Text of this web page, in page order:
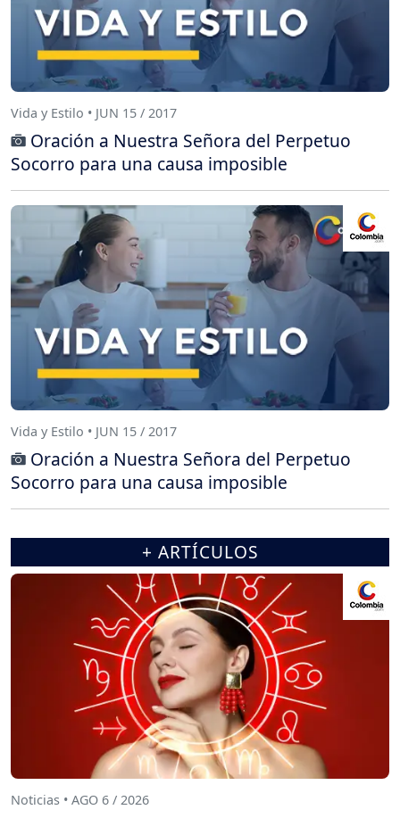
Vida y Estilo • JUN 15 / 2017
Oración a Nuestra Señora del Perpetuo
Socorro para una causa imposible
Vida y Estilo • JUN 15 / 2017
Oración a Nuestra Señora del Perpetuo
Socorro para una causa imposible
+ ARTÍCULOS
Noticias • AGO 6 / 2026